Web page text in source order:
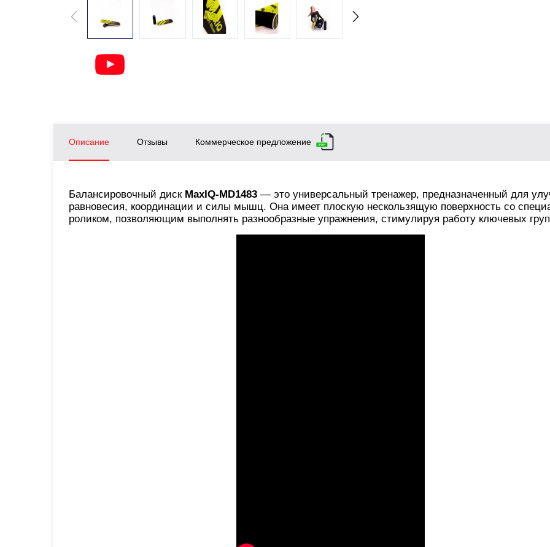
Описание Отзывы Коммерческое предложение
Балансировочный дискMaxIQ-MD1483 — это универсальный тренажер, предназначенный для
равновесия, координации и силы мышц. Она имеет плоскую нескользящую поверхность со
роликом, позволяющим выполнять разнообразные упражнения, стимулируя работу ключевых